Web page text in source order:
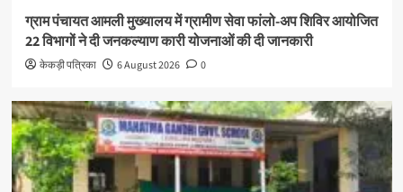
ग्राम पंचायत आमली मुख्यालय में ग्रामीण सेवा फांलो-अप शिविर आयोजित
22 विभागों ने दी जनकल्याण कारी योजनाओं की दी जानकारी
केकड़ी पत्रिका 6 August 2026 0